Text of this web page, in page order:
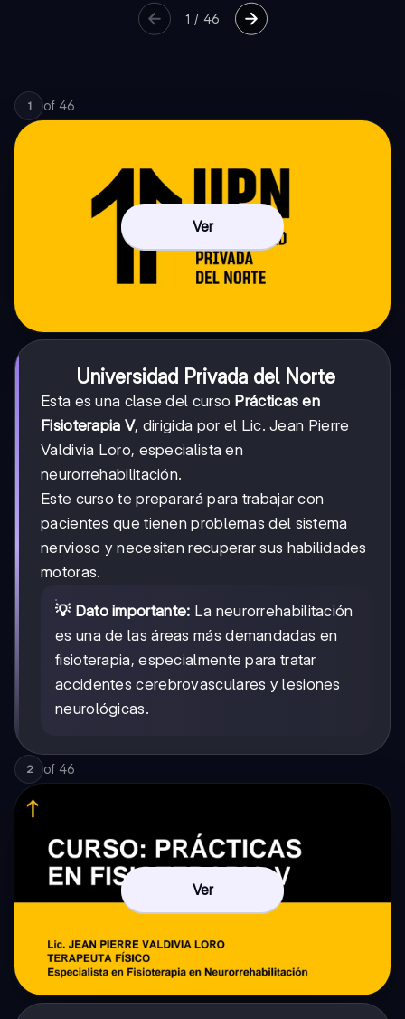
1 / 46
1 of 46
Ver
Universidad Privada del Norte
Esta es una clase del curso Prácticas en
Fisioterapia V, dirigida por el Lic. Jean Pierre
Valdivia Loro, especialista en
neurorrehabilitación.
Este curso te preparará para trabajar con
pacientes que tienen problemas del sistema
nervioso y necesitan recuperar sus habilidades
motoras.
💡 Dato importante: La neurorrehabilitación
es una de las áreas más demandadas en
fisioterapia, especialmente para tratar
accidentes cerebrovasculares y lesiones
neurológicas.
2 of 46
Ver